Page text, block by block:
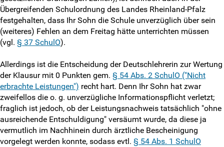
Übergreifenden Schulordnung des Landes Rheinland-Pfalz
festgehalten, dass Ihr Sohn die Schule unverzüglich über sein
(weiteres) Fehlen an dem Freitag hätte unterrichten müssen
(vgl. § 37 SchulO).
Allerdings ist die Entscheidung der Deutschlehrerin zur Wertung
der Klausur mit 0 Punkten gem. § 54 Abs. 2 SchulO ("Nicht
erbrachte Leistungen") recht hart. Denn Ihr Sohn hat zwar
zweifellos die o. g. unverzügliche Informationspflicht verletzt;
fraglich ist jedoch, ob der Leistungsnachweis tatsächlich "ohne
ausreichende Entschuldigung" versäumt wurde, da diese ja
vermutlich im Nachhinein durch ärztliche Bescheinigung
vorgelegt werden konnte, sodass evtl. § 54 Abs. 1 SchulO